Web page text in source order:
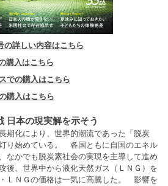
の詳しい内容はこちら
購入はこちら
での購入はこちら
購入はこちら
日本の現実解を示そう
期化により、世界的潮流であった「脱炭
り始めている。 各国ともに自国のエネル
なかでも脱炭素社会の実現を主導して進め
後、世界中から液化天然ガス（ＬＮＧ）を
ＬＮＧの価格は一気に高騰した。 影響を